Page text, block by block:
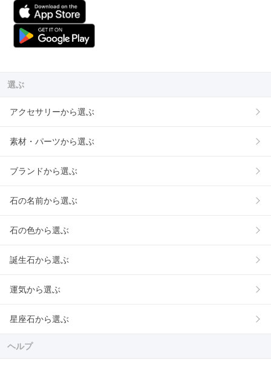
選ぶ
アクセサリーから選ぶ
素材・パーツから選ぶ
ブランドから選ぶ
石の名前から選ぶ
石の色から選ぶ
誕生石から選ぶ
運気から選ぶ
星座石から選ぶ
ヘルプ